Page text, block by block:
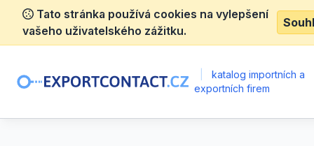
Tato stránka používá cookies na vylepšení
vašeho uživatelského zážitku.
katalog importních a
exportních firem